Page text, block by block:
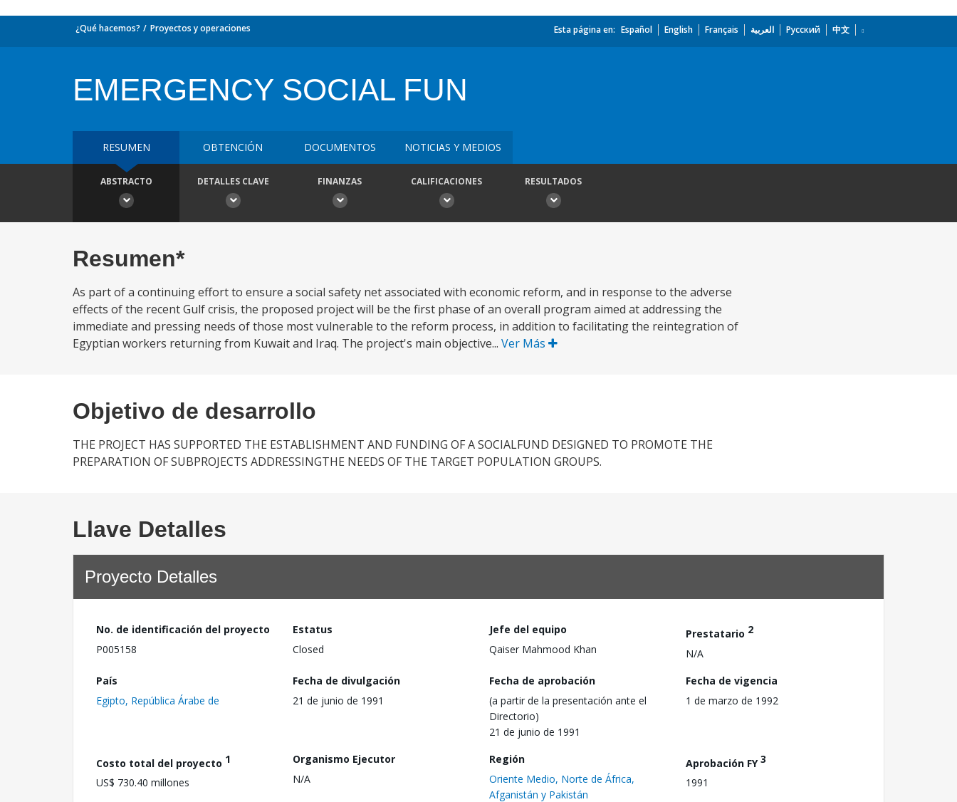
¿Qué hacemos? Proyectos y operaciones Esta página en: Español English Français العربية Русский 中文
EMERGENCY SOCIAL FUN
RESUMEN OBTENCIÓN DOCUMENTOS NOTICIAS Y MEDIOS
ABSTRACTO DETALLES CLAVE FINANZAS CALIFICACIONES RESULTADOS
Resumen*
As part of a continuing effort to ensure a social safety net associated with economic reform, and in response to the adverse
effects of the recent Gulf crisis, the proposed project will be the first phase of an overall program aimed at addressing the
immediate and pressing needs of those most vulnerable to the reform process, in addition to facilitating the reintegration of
Egyptian workers returning from Kuwait and Iraq. The project's main objective... Ver Más
Objetivo de desarrollo
THE PROJECT HAS SUPPORTED THE ESTABLISHMENT AND FUNDING OF A SOCIALFUND DESIGNED TO PROMOTE THE
PREPARATION OF SUBPROJECTS ADDRESSINGTHE NEEDS OF THE TARGET POPULATION GROUPS.
Llave Detalles
Proyecto Detalles
No. de identificación del proyecto
P005158
Estatus
Closed
Jefe del equipo
Qaiser Mahmood Khan
Prestatario 2
N/A
País
Egipto, República Árabe de
Fecha de divulgación
21 de junio de 1991
Fecha de aprobación
(a partir de la presentación ante el
Directorio)
21 de junio de 1991
Fecha de vigencia
1 de marzo de 1992
Costo total del proyecto 1
US$ 730.40 millones
Organismo Ejecutor
N/A
Región
Oriente Medio, Norte de África,
Afganistán y Pakistán
Aprobación FY3
1991